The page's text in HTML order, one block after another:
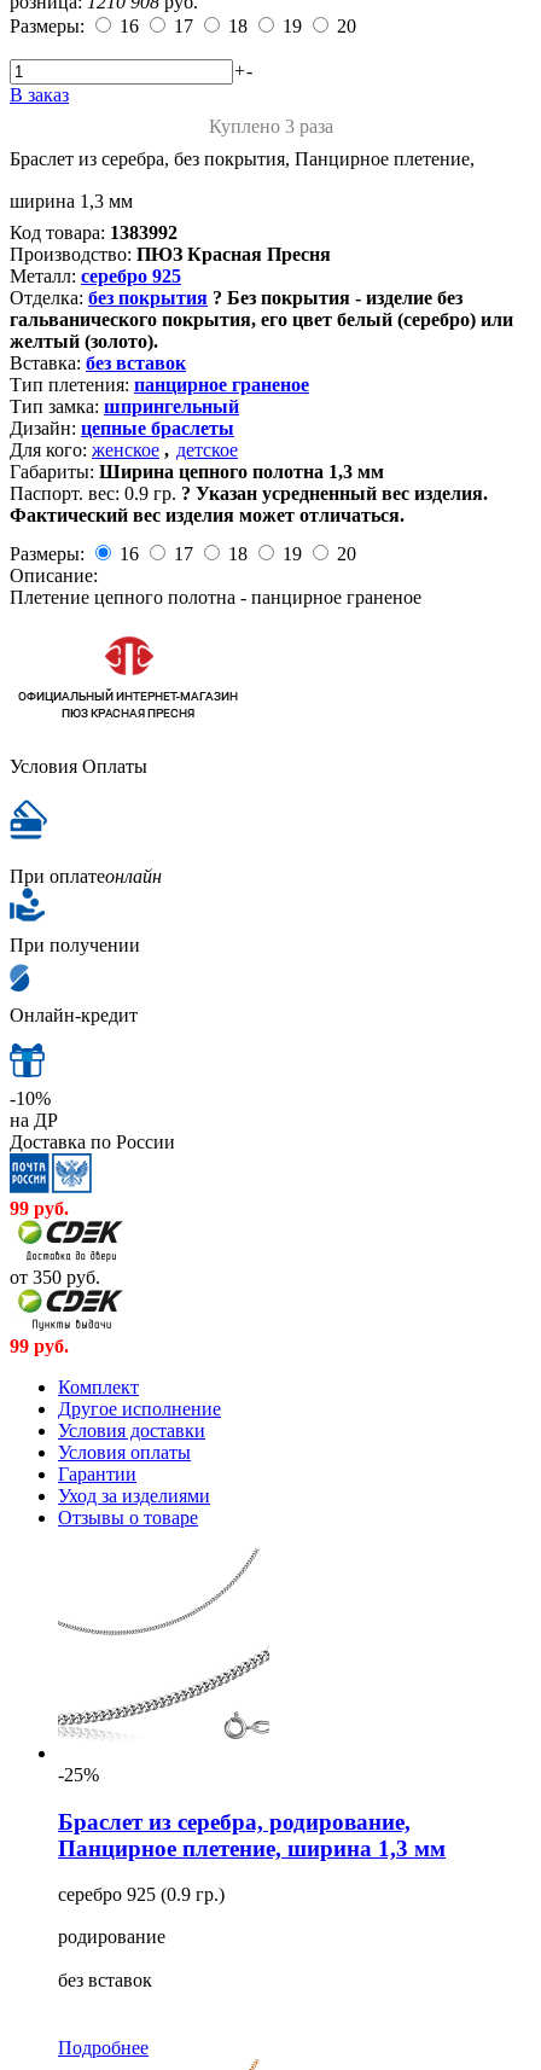
Размеры:
16 17 18 19 20
+-
В заказ
Куплено 3 раза
Браслет из серебра, без покрытия, Панцирное плетение,
ширина 1,3 мм
Код товара: 1383992
Производство: ПЮЗ Красная Пресня
Металл: серебро 925
Отделка: без покрытия ? Без покрытия - изделие без
гальванического покрытия, его цвет белый (серебро) или
желтый (золото).
Вставка: без вставок
Тип плетения: панцирное граненое
Тип замка: шпрингельный
Дизайн: цепные браслеты
Для кого: женское , детское
Габариты: Ширина цепного полотна 1,3 мм
Паспорт. вес: 0.9 гр. ? Указан усредненный вес изделия.
Фактический вес изделия может отличаться.
Размеры:
16 17 18 19
20
Описание:
Плетение цепного полотна - панцирное граненое
Условия Оплаты
При оплатеонлайн
При получении
Онлайн-кредит
-10%
на ДР
Доставка по России
99 руб.
от 350 руб.
99 руб.
Комплект
Другое исполнение
Условия доставки
Условия оплаты
Гарантии
Уход за изделиями
Отзывы о товаре
-25%
Браслет из серебра, родирование,
Панцирное плетение, ширина 1,3 мм
серебро 925 (0.9 гр.)
родирование
без вставок
Подробнее